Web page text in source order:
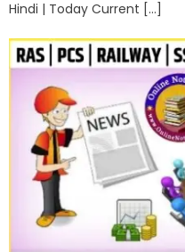
Hindi | Today Current […]